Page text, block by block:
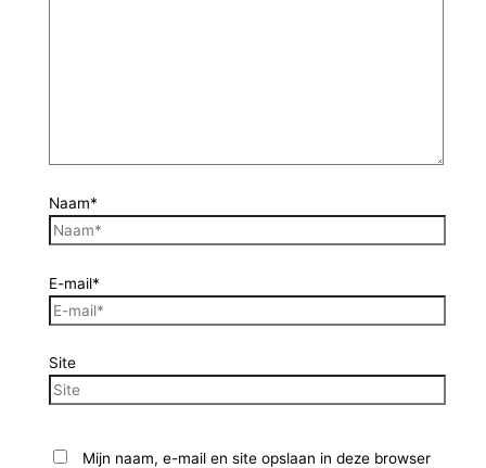
Naam*
E-mail*
Site
Mijn naam, e-mail en site opslaan in deze browser